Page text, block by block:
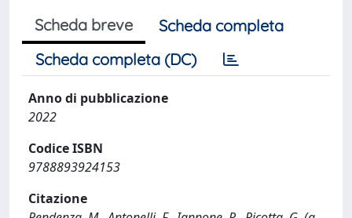
Scheda breve
Scheda completa
Scheda completa (DC)
Anno di pubblicazione
2022
Codice ISBN
9788893924153
Citazione